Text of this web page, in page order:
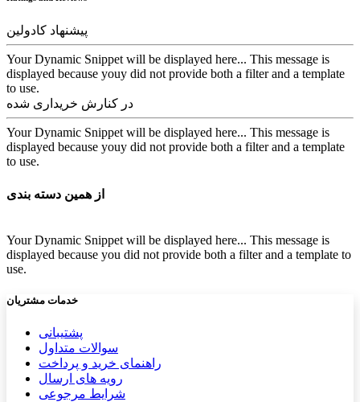
پیشنهاد کادولین
Your Dynamic Snippet will be displayed here... This message is
displayed because youy did not provide both a filter and a template
to use.
در کنارش خریداری شده
Your Dynamic Snippet will be displayed here... This message is
displayed because youy did not provide both a filter and a template
to use.
از همین دسته بندی
Your Dynamic Snippet will be displayed here... This message is
displayed because you did not provide both a filter and a template to
use.
خدمات مشتریان
پشتیب​​انی
سوالات متداول
راهنمای خرید و پرداخت
رویه های ارسال
شرایط مرجوعی